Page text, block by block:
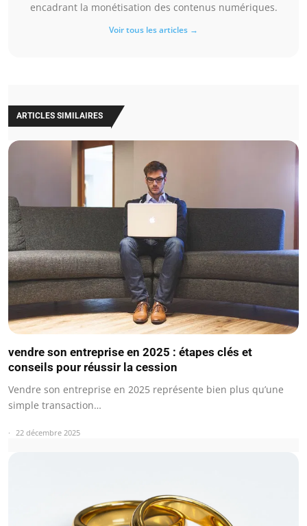
encadrant la monétisation des contenus numériques.
Voir tous les articles →
ARTICLES SIMILAIRES
vendre son entreprise en 2025 : étapes clés et
conseils pour réussir la cession
Vendre son entreprise en 2025 représente bien plus qu’une
simple transaction…
22 décembre 2025